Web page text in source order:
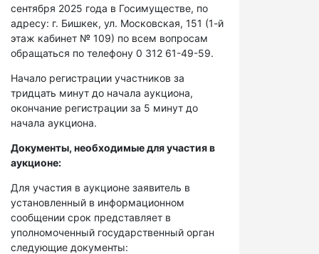
сентября 2025 года в Госимуществе, по
адресу: г. Бишкек, ул. Московская, 151 (1-й
этаж кабинет № 109) по всем вопросам
обращаться по телефону 0 312 61-49-59.
Начало регистрации участников за
тридцать минут до начала аукциона,
окончание регистрации за 5 минут до
начала аукциона.
Документы, необходимые для участия в
аукционе:
Для участия в аукционе заявитель в
установленный в информационном
сообщении срок представляет в
уполномоченный государственный орган
следующие документы: